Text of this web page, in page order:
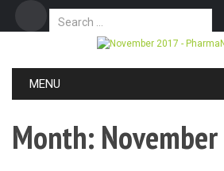
Search for:
MENU
Month: